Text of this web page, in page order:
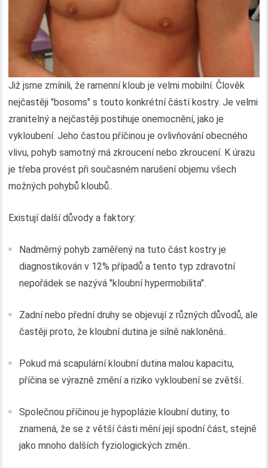
Již jsme zmínili, že ramenní kloub je velmi mobilní. Člověk
nejčastěji "bosoms" s touto konkrétní částí kostry. Je velmi
zranitelný a nejčastěji postihuje onemocnění, jako je
vykloubení. Jeho častou příčinou je ovlivňování obecného
vlivu, pohyb samotný má zkroucení nebo zkroucení. K úrazu
je třeba provést při současném narušení objemu všech
možných pohybů kloubů..
Existují další důvody a faktory:
Nadměrný pohyb zaměřený na tuto část kostry je
diagnostikován v 12% případů a tento typ zdravotní
nepořádek se nazývá "kloubní hypermobilita".
Zadní nebo přední druhy se objevují z různých důvodů, ale
častěji proto, že kloubní dutina je silně nakloněná..
Pokud má scapulární kloubní dutina malou kapacitu,
příčina se výrazně změní a riziko vykloubení se zvětší..
Společnou příčinou je hypoplázie kloubní dutiny, to
znamená, že se z větší části mění její spodní část, stejně
jako mnoho dalších fyziologických změn..